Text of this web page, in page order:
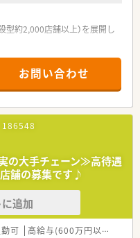
約2,000店舗以上）を展開し
経験の少ない方でも500万前
研修や外部組織と連携した研
躍できるキャリアパスが多
ーや営業部長等のマネジメン
スペシャリストを目指すこ
等の本社スタッフなど活動領
、在宅医療へもしっかりと関
お問い合わせ
186548
の大手チェーン≫高待遇
舗の募集です♪
追加
可 高給与(600万円以上)